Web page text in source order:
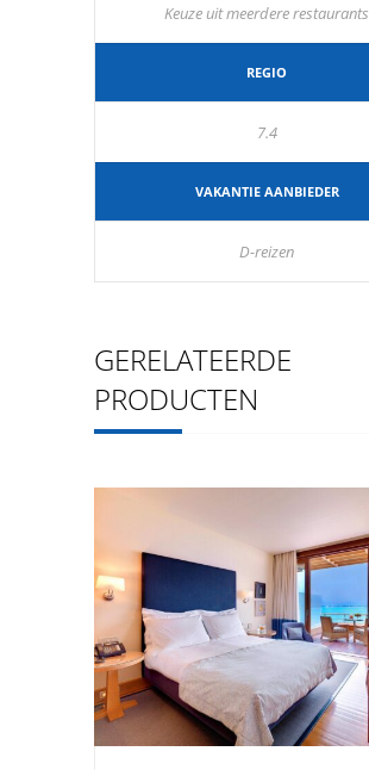
Keuze uit meerdere restaurants
REGIO
7.4
VAKANTIE AANBIEDER
D-reizen
GERELATEERDE
PRODUCTEN